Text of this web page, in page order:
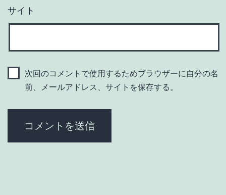
サイト
次回のコメントで使用するためブラウザーに自分の名
前、メールアドレス、サイトを保存する。